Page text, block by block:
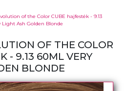
of the Color CUBE hajfesték - 9.13
Light Ash Golden Blonde
OF THE COLOR
- 9.13 60ML VERY
BLONDE